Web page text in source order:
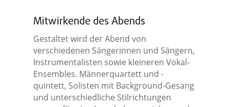
Mitwirkende des Abends
Gestaltet wird der Abend von
verschiedenen Sängerinnen und Sängern,
Instrumentalisten sowie kleineren Vokal-
Ensembles. Männerquartett und -
quintett, Solisten mit Background-Gesang
und unterschiedliche Stilrichtungen